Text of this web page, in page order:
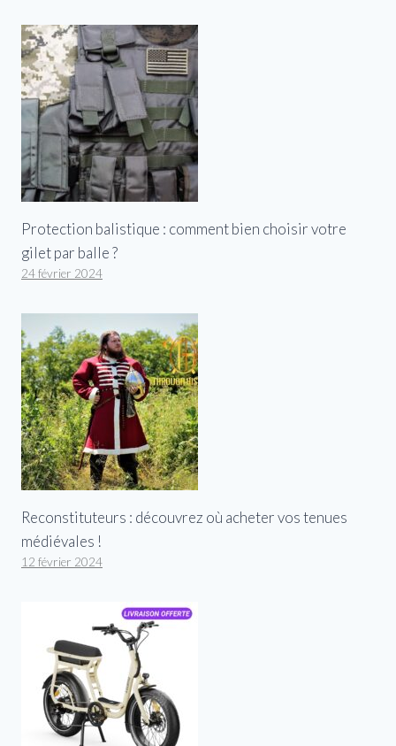
Protection balistique : comment bien choisir votre
gilet par balle ?
24 février 2024
Reconstituteurs : découvrez où acheter vos tenues
médiévales !
12 février 2024